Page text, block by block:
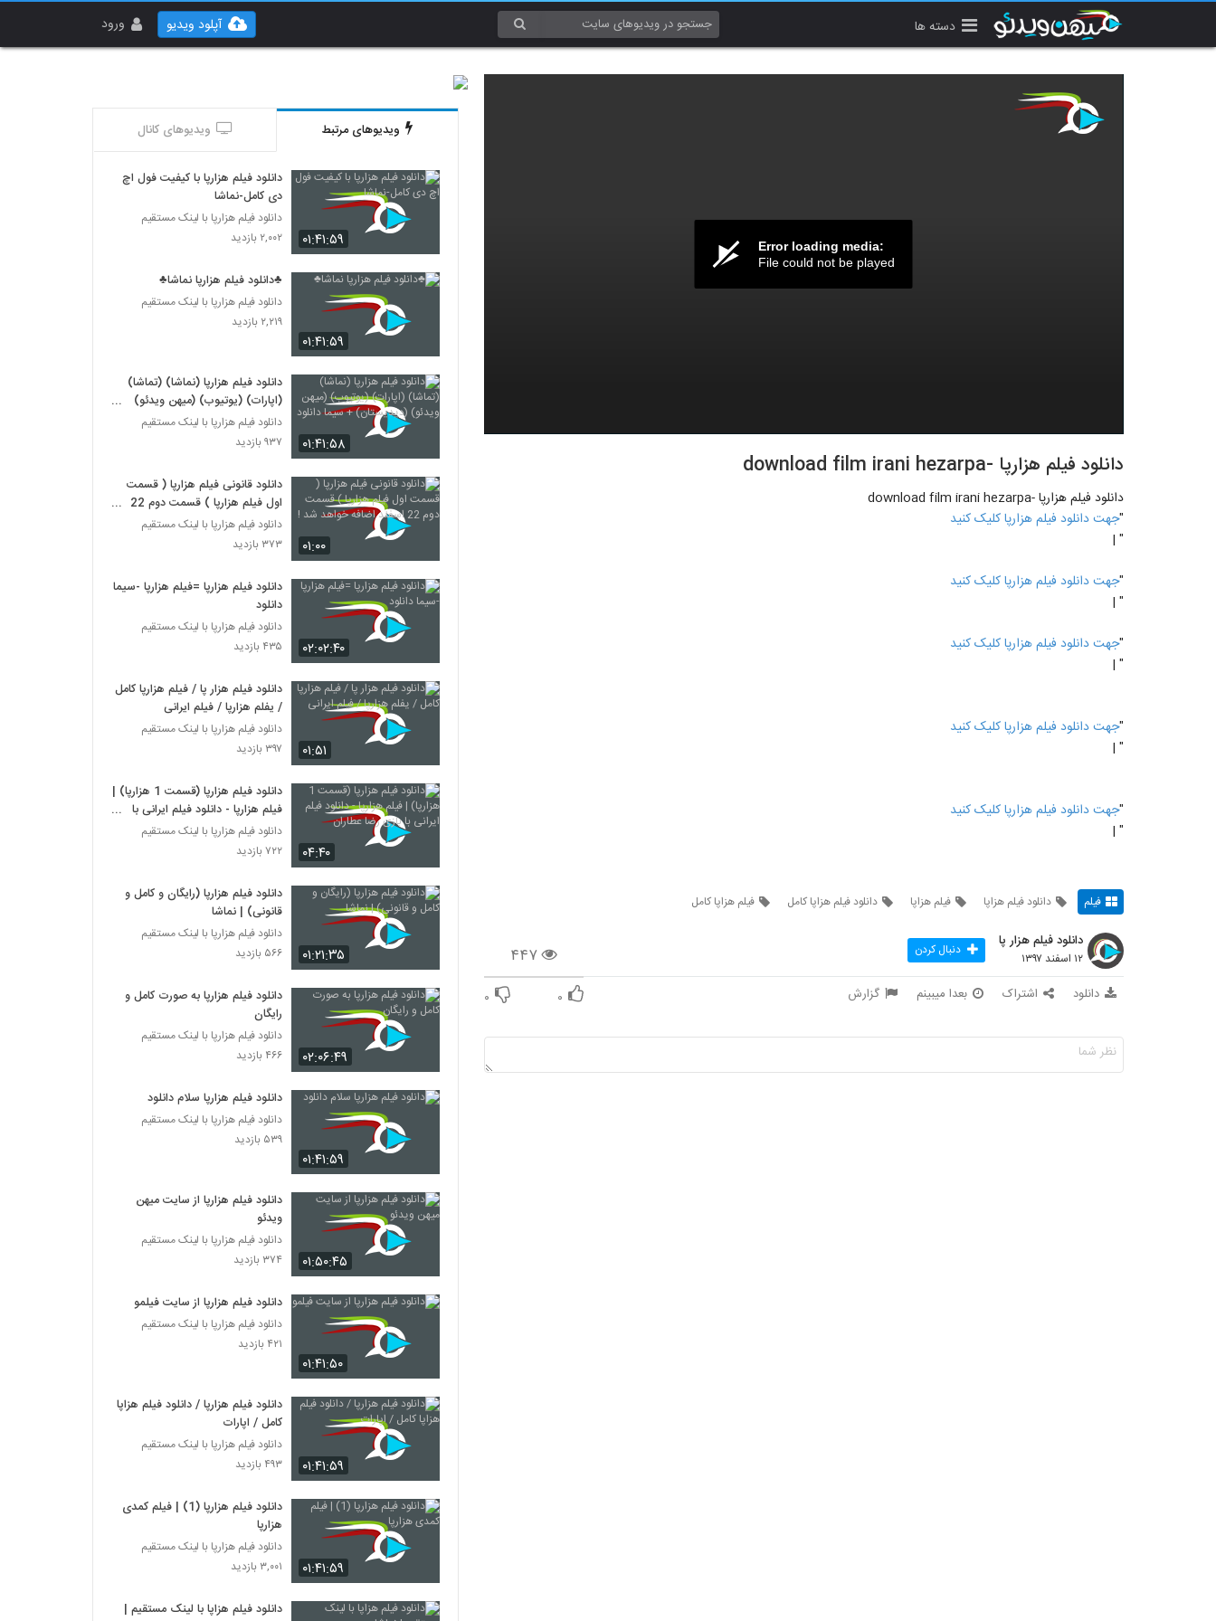
دسته ها ورود آپلود ویدیو
Error loading media:
File could not be played
دانلود فیلم هزارپا -download film irani hezarpa
دانلود فیلم هزارپا -download film irani hezarpa
"جهت دانلود فیلم هزارپا کلیک کنید
" |
"جهت دانلود فیلم هزارپا کلیک کنید
" |
"جهت دانلود فیلم هزارپا کلیک کنید
" |
"جهت دانلود فیلم هزارپا کلیک کنید
" |
"جهت دانلود فیلم هزارپا کلیک کنید
" |
فیلم دانلود فیلم هزاپا فیلم هزاپا دانلود فیلم هزاپا کامل فیلم هزاپا کامل
۴۴۷
دانلود فیلم هزار پا
۱۲ اسفند ۱۳۹۷ دنبال کردن
دانلود اشتراک بعدا میبینم گزارش ۰ ۰
ویدیوهای مرتبط ویدیوهای کانال
۰۱:۴۱:۵۹
دانلود فیلم هزارپا با کیفیت فول اچ
دی کامل-نماشا
دانلود فیلم هزارپا با لینک مستقیم
۲,۰۰۲ بازدید
۰۱:۴۱:۵۹
♣دانلود فیلم هزارپا نماشا♣
دانلود فیلم هزارپا با لینک مستقیم
۲,۲۱۹ بازدید
۰۱:۴۱:۵۸
دانلود فیلم هزارپا (نماشا) (تماشا)
(اپارات) (یوتیوب) (میهن ویدئو)
(دیدیستان) + سیما دانلود
دانلود فیلم هزارپا با لینک مستقیم
۹۳۷ بازدید
۰۱:۰۰
دانلود قانونی فیلم هزارپا ( قسمت
اول فیلم هزارپا ) قسمت دوم 22
اسفند اضافه خواهد شد !
دانلود فیلم هزارپا با لینک مستقیم
۳۷۳ بازدید
۰۲:۰۲:۴۰
دانلود فیلم هزارپا =فیلم هزارپا -سیما
دانلود
دانلود فیلم هزارپا با لینک مستقیم
۴۳۵ بازدید
۰۱:۵۱
دانلود فیلم هزار پا / فیلم هزارپا کامل
/ یفلم هزارپا / فیلم ایرانی
دانلود فیلم هزارپا با لینک مستقیم
۳۹۷ بازدید
۰۴:۴۰
دانلود فیلم هزارپا (قسمت 1 هزارپا) |
فیلم هزارپا - دانلود فیلم ایرانی با
بازی رضا عطاران
دانلود فیلم هزارپا با لینک مستقیم
۷۲۲ بازدید
۰۱:۲۱:۳۵
دانلود فیلم هزارپا (رایگان و کامل و
قانونی) | نماشا
دانلود فیلم هزارپا با لینک مستقیم
۵۶۶ بازدید
۰۲:۰۶:۴۹
دانلود فیلم هزارپا به صورت کامل و
رایگان
دانلود فیلم هزارپا با لینک مستقیم
۴۶۶ بازدید
۰۱:۴۱:۵۹
دانلود فیلم هزارپا سلام دانلود
دانلود فیلم هزارپا با لینک مستقیم
۵۳۹ بازدید
۰۱:۵۰:۴۵
دانلود فیلم هزارپا از سایت میهن
ویدئو
دانلود فیلم هزارپا با لینک مستقیم
۳۷۴ بازدید
۰۱:۴۱:۵۰
دانلود فیلم هزارپا از سایت فیلمو
دانلود فیلم هزارپا با لینک مستقیم
۴۲۱ بازدید
۰۱:۴۱:۵۹
دانلود فیلم هزارپا / دانلود فیلم هزاپا
کامل / اپارات
دانلود فیلم هزارپا با لینک مستقیم
۴۹۳ بازدید
۰۱:۴۱:۵۹
دانلود فیلم هزارپا (1) | فیلم کمدی
هزارپا
دانلود فیلم هزارپا با لینک مستقیم
۳,۰۰۱ بازدید
دانلود فیلم هزاپا با لینک مستقیم |